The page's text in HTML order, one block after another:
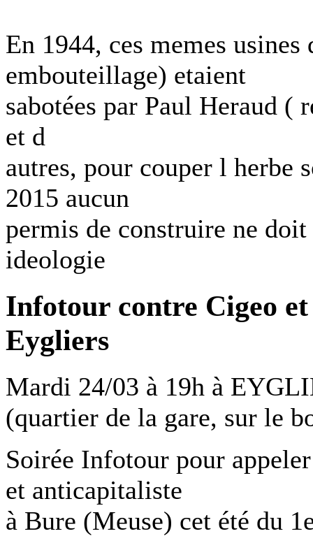
En 1944, ces memes
embouteillage) etaient
sabotées par Paul Heraud (
et d
autres, pour couper l herbe
2015 aucun
permis de construire ne
ideologie
Infotour contre Cigeo
Eygliers
Mardi 24/03 à 19h à
(quartier de la gare, sur le
Soirée Infotour pour
et anticapitaliste
à Bure (Meuse) cet été du